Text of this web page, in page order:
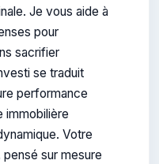
Je vous aide à
pour
sacrifier
se traduit
performance
immobilière
Votre
sur mesure